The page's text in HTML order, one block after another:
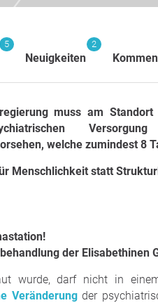
5
Neuigkeiten
2
muss am
welche zumindest 8
Menschlichkeit statt
der Elisabethinen
wurde, darf nicht in
Veränderungder